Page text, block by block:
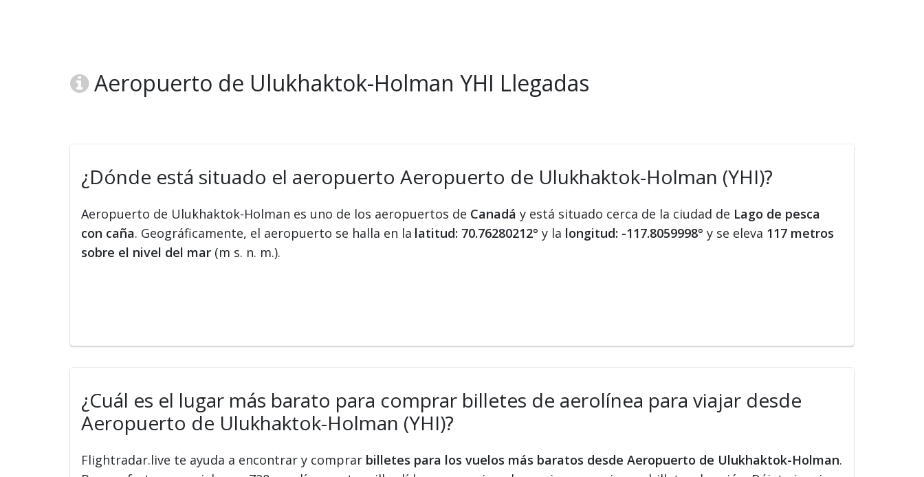
Aeropuerto de Ulukhaktok-Holman YHI Llegadas
¿Dónde está situado el aeropuerto Aeropuerto de Ulukhaktok-Holman (YHI)?
Aeropuerto de Ulukhaktok-Holman es uno de los aeropuertos de Canadá y está situado cerca de la ciudad de Lago de pesca
con caña. Geográficamente, el aeropuerto se halla en la latitud: 70.76280212° y la longitud: -117.8059998° y se eleva 117 metros
sobre el nivel del mar (m s. n. m.).
¿Cuál es el lugar más barato para comprar billetes de aerolínea para viajar desde
Aeropuerto de Ulukhaktok-Holman (YHI)?
Flightradar.live te ayuda a encontrar y comprar billetes para los vuelos más baratos desde Aeropuerto de Ulukhaktok-Holman.